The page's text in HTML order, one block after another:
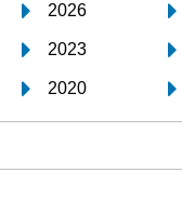
2026
2023
2020
2017
2014